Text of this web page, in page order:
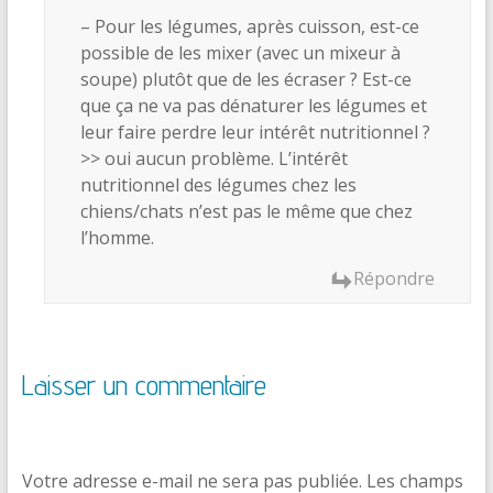
– Pour les légumes, après cuisson, est-ce
possible de les mixer (avec un mixeur à
soupe) plutôt que de les écraser ? Est-ce
que ça ne va pas dénaturer les légumes et
leur faire perdre leur intérêt nutritionnel ?
>> oui aucun problème. L’intérêt
nutritionnel des légumes chez les
chiens/chats n’est pas le même que chez
l’homme.
Répondre
Laisser un commentaire
Votre adresse e-mail ne sera pas publiée. Les champs